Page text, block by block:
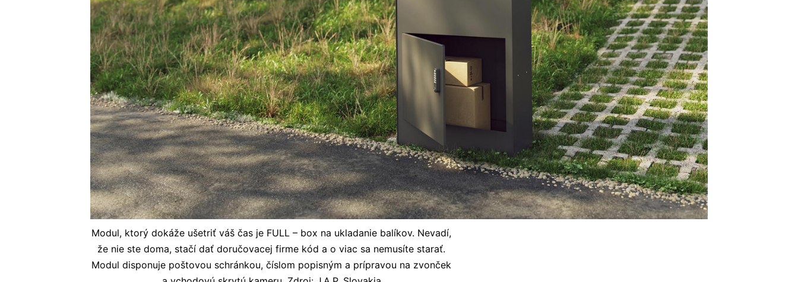
Modul, ktorý dokáže ušetriť váš čas je FULL – box na ukladanie balíkov. Nevadí,
že nie ste doma, stačí dať doručovacej firme kód a o viac sa nemusíte starať.
Modul disponuje poštovou schránkou, číslom popisným a prípravou na zvonček